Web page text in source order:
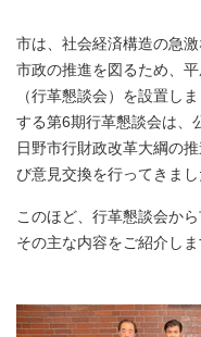
市は、社会経済構造の急
市政の推進を図るため、
（行革懇談会）を設置し
する第6期行革懇談会は、
日野市行財政改革大綱の
び意見交換を行ってきまし
このほど、行革懇談会か
その主な内容をご紹介しま